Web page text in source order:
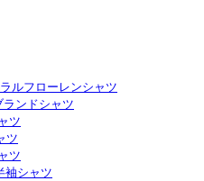
ラルフローレンシャツ
ランドシャツ
ツ
ツ
ツ
袖シャツ